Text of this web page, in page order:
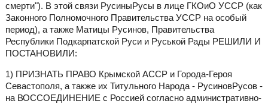
смерти"). В этой связи РусиныРусы в лице ГКОиО УССР (как
Законного Полномочного Правительства УССР на особый
период), а также Матицы Русинов, Правительства
Республики Подкарпатской Руси и Руськой Рады РЕШИЛИ И
ПОСТАНОВИЛИ:
1) ПРИЗНАТЬ ПРАВО Крымской АССР и Города-Героя
Севастополя, а также их Титульного Народа - РусиновРусов -
на ВОССОЕДИНЕНИЕ с Россией согласно административно-